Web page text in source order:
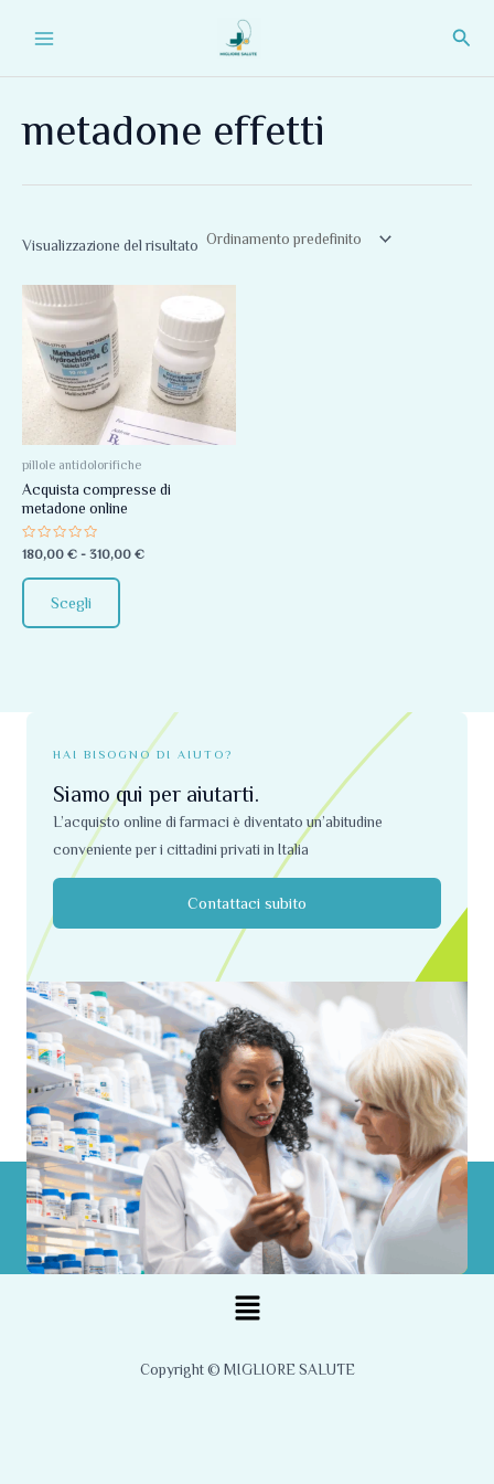
metadone effetti
Visualizzazione del risultato
pillole antidolorifiche
Acquista compresse di
metadone online
Valutato
0
su
5
180,00 € - 310,00 €
Fascia
prezzo:
180,00 €
310,00 €
Scegli
Questo
varianti.
Le
opzioni
possono
essere
scelte
del
HAI BISOGNO DI AIUTO?
Siamo qui per aiutarti.
L’acquisto online di farmaci è diventato un’abitudine
conveniente per i cittadini privati ​​in Italia
Contattaci subito
Menu
Copyright © MIGLIORE SALUTE